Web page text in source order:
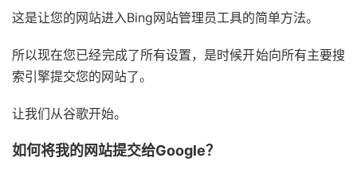
这是让您的网站进入Bing网站管理员工具的简单方法。
所以现在您已经完成了所有设置，是时候开始向所有主要搜
索引擎提交您的网站了。
让我们从谷歌开始。
如何将我的网站提交给Google？